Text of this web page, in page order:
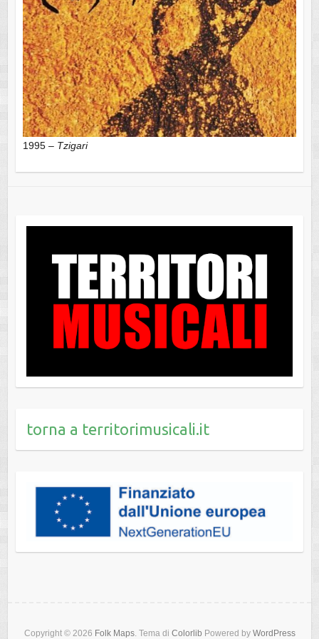
1995 – Tzigari
torna a territorimusicali.it
Copyright © 2026 Folk Maps. Tema di Colorlib Powered by WordPress